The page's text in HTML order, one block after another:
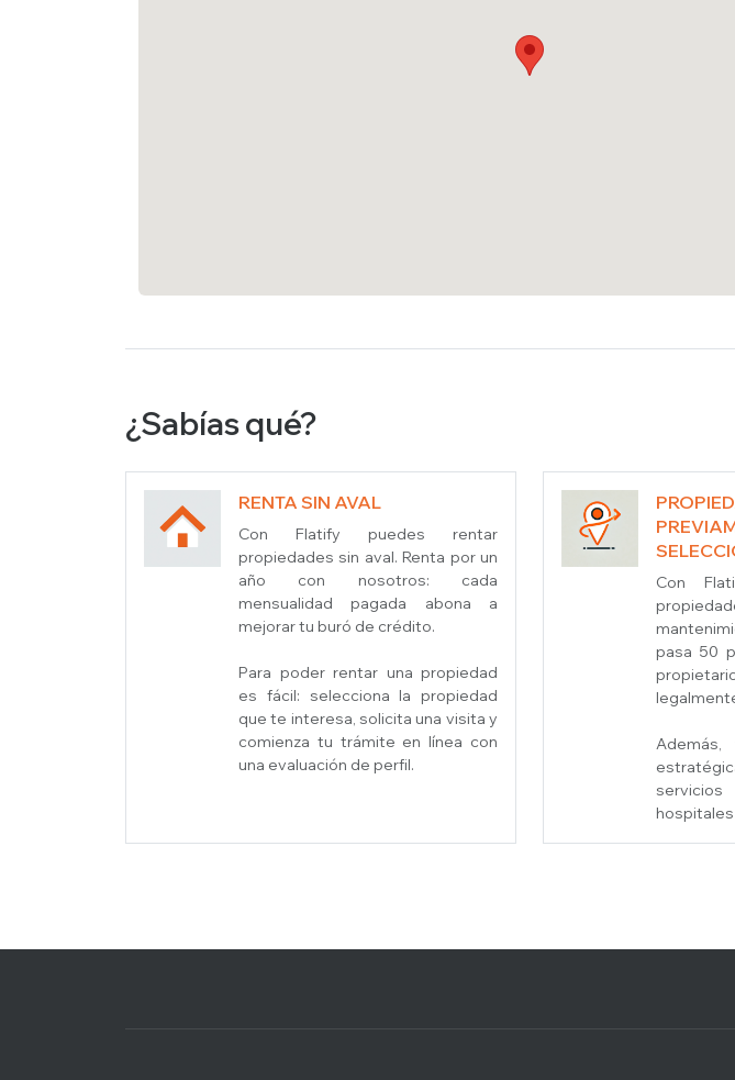
¿Sabías qué?
RENTA SIN AVAL
Con Flatify puedes rentar
propiedades sin aval. Renta por un
año con nosotros: cada
mensualidad pagada abona a
mejorar tu buró de crédito.
Para poder rentar una propiedad
es fácil: selecciona la propiedad
que te interesa, solicita una visita y
comienza tu trámite en línea con
una evaluación de perfil.
Con
pasa 50
servicios